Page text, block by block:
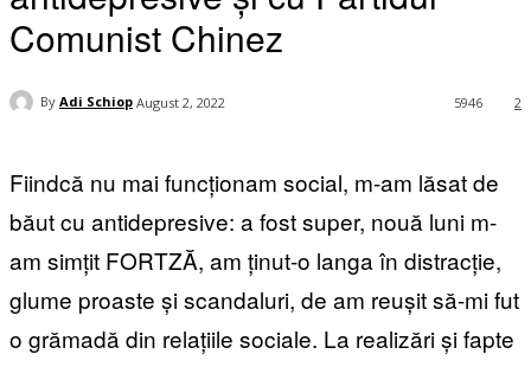
Comunist Chinez
By Adi Schiop August 2, 2022 2
5946
Fiindcă nu mai funcționam social, m-am lăsat de
băut cu antidepresive: a fost super, nouă luni m-
am simțit FORTZĂ, am ținut-o langa în distracție,
glume proaste și scandaluri, de am reușit să-mi fut
o grămadă din relațiile sociale. La realizări și fapte